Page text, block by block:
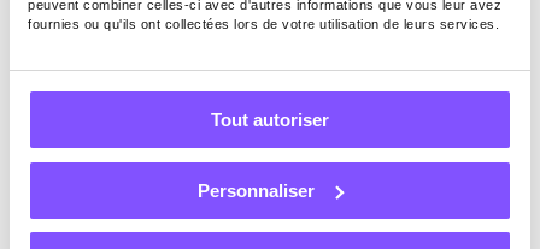
peuvent combiner celles-ci avec d'autres informations que vous leur avez
fournies ou qu'ils ont collectées lors de votre utilisation de leurs services.
Tout autoriser
Personnaliser
Atteindre la tuile 2048 n’est que le début.
de nombreux joueurs visent à aller au-delà
de cela et à atteindre des chiffres encore
plus élevés. Après 2048, le prochain
objectif est 4096, puis 8192, et ainsi de